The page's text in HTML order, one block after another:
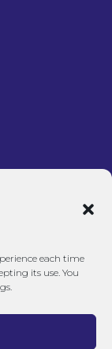
each time
its use. You